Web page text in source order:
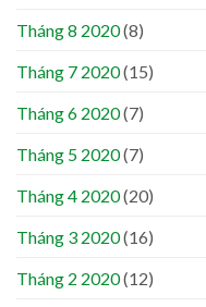
Tháng 8 2020(8)
Tháng 7 2020(15)
Tháng 6 2020(7)
Tháng 5 2020(7)
Tháng 4 2020(20)
Tháng 3 2020(16)
Tháng 2 2020(12)